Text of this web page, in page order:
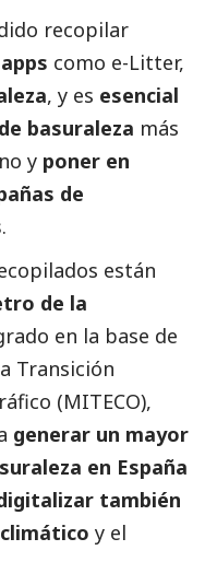
recopilar
como e-Litter,
, y es esencial
basuraleza más
y poner en
de
.
están
de la
en la base de
Transición
(MITECO),
generar un mayor
en España
también
y el